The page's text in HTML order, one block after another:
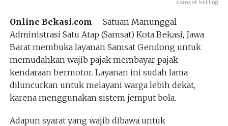
samsat keliling
Online Bekasi.com – Satuan Manunggal
Administrasi Satu Atap (Samsat) Kota Bekasi, Jawa
Barat membuka layanan Samsat Gendong untuk
memudahkan wajib pajak membayar pajak
kendaraan bermotor. Layanan ini sudah lama
diluncurkan untuk melayani warga lebih dekat,
karena menggunakan sistem jemput bola.
Adapun syarat yang wajib dibawa untuk